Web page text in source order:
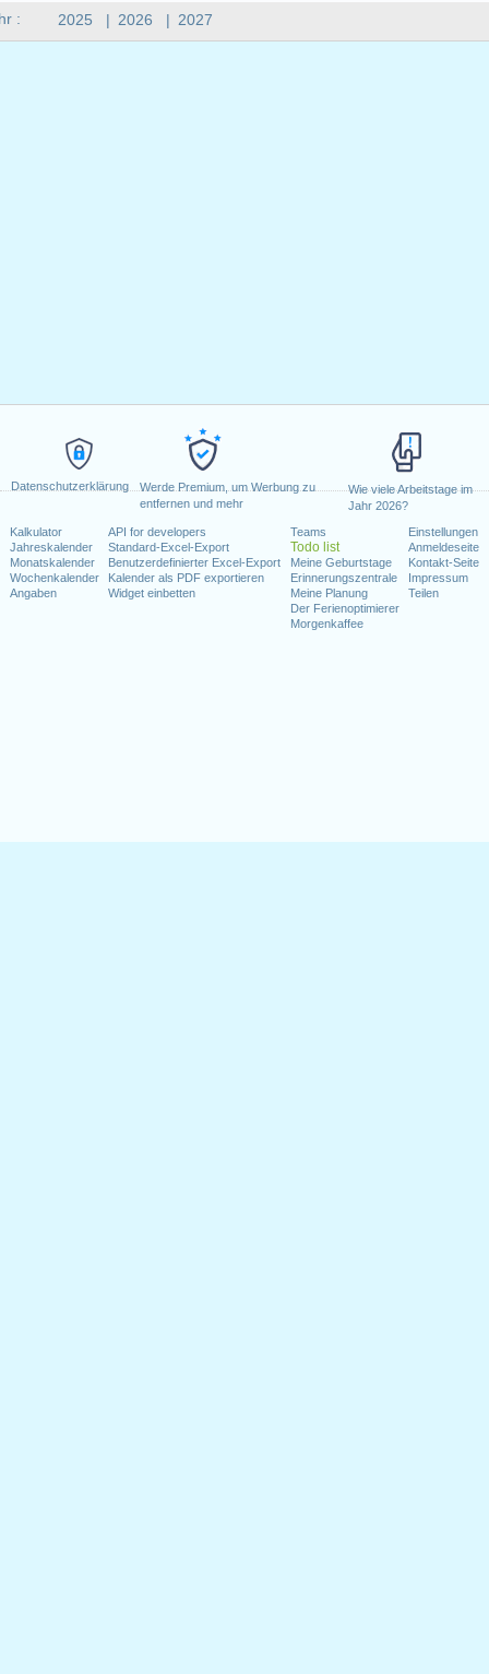
Datenschutzerklärung
Werde Premium, um Werbung zu
entfernen und mehr
Wie viele Arbeitstage im
Jahr 2026?
Kalkulator
Jahreskalender
Monatskalender
Wochenkalender
Angaben
API for developers
Standard-Excel-Export
Benutzerdefinierter Excel-Export
Kalender als PDF exportieren
Widget einbetten
Teams
Todo list
Meine Geburtstage
Erinnerungszentrale
Meine Planung
Der Ferienoptimierer
Morgenkaffee
Einstellungen
Anmeldeseite
Kontakt-Seite
Impressum
Teilen
: 2025 | 2026 | 2027